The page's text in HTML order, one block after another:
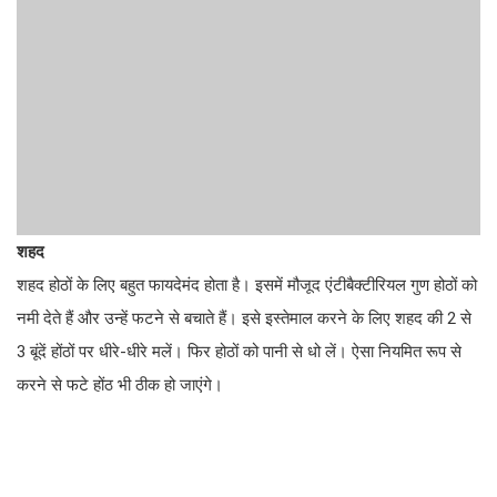
शहद
शहद होठों के लिए बहुत फायदेमंद होता है। इसमें मौजूद एंटीबैक्टीरियल गुण होठों को
नमी देते हैं और उन्हें फटने से बचाते हैं। इसे इस्तेमाल करने के लिए शहद की 2 से
3 बूंदें होंठों पर धीरे-धीरे मलें। फिर होठों को पानी से धो लें। ऐसा नियमित रूप से
करने से फटे होंठ भी ठीक हो जाएंगे।